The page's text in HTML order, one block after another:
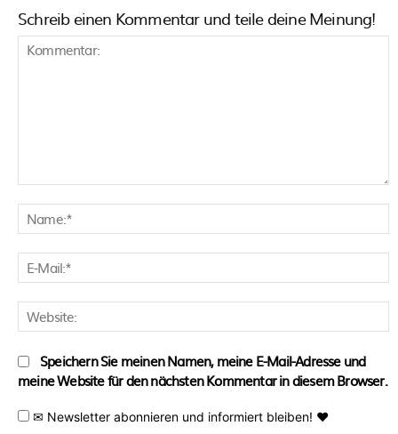
Schreib einen Kommentar und teile deine Meinung!
Speichern Sie meinen Namen, meine E-Mail-Adresse und
meine Website für den nächsten Kommentar in diesem Browser.
✉ Newsletter abonnieren und informiert bleiben! ♥